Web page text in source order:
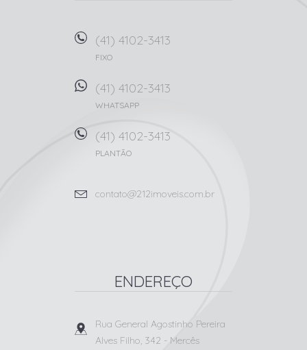
(41) 4102-3413
FIXO
(41) 4102-3413
WHATSAPP
(41) 4102-3413
PLANTÃO
contato@212imoveis.com.br
ENDEREÇO
Rua General Agostinho Pereira
Alves Filho, 342 - Mercês